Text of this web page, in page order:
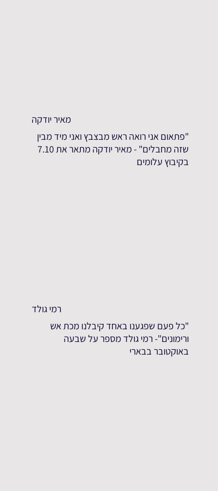
מאיר יודקה
"פתאום אני רואה ראש מבצבץ ואני מיד מבין
שזה מחבלים" - מאיר יודקה מתאר את 7.10
בקיבוץ עלומים
רמי גולד
"כל פעם שפגענו באחד קיבלנו מכת אש
ורימונים"- רמי גולד מספר על שבעה
באוקטובר בבארי